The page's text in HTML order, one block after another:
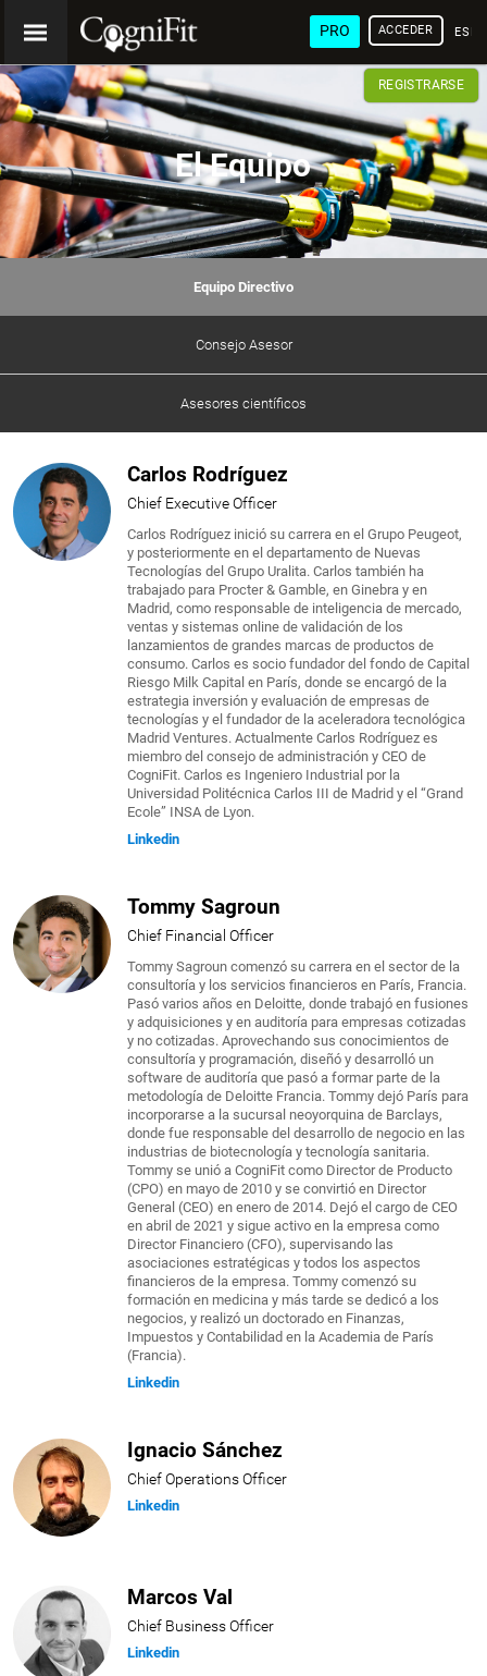
PRO ACCEDER
REGISTRARSE
El Equipo
Equipo Directivo
Consejo Asesor
Asesores científicos
Carlos Rodríguez
Chief Executive Officer
Carlos Rodríguez inició su carrera en el Grupo Peugeot,
y posteriormente en el departamento de Nuevas
Tecnologías del Grupo Uralita. Carlos también ha
trabajado para Procter & Gamble, en Ginebra y en
Madrid, como responsable de inteligencia de mercado,
ventas y sistemas online de validación de los
lanzamientos de grandes marcas de productos de
consumo. Carlos es socio fundador del fondo de Capital
Riesgo Milk Capital en París, donde se encargó de la
estrategia inversión y evaluación de empresas de
tecnologías y el fundador de la aceleradora tecnológica
Madrid Ventures. Actualmente Carlos Rodríguez es
miembro del consejo de administración y CEO de
CogniFit. Carlos es Ingeniero Industrial por la
Universidad Politécnica Carlos III de Madrid y el “Grand
Ecole” INSA de Lyon.
Linkedin
Tommy Sagroun
Chief Financial Officer
Tommy Sagroun comenzó su carrera en el sector de la
consultoría y los servicios financieros en París, Francia.
Pasó varios años en Deloitte, donde trabajó en fusiones
y adquisiciones y en auditoría para empresas cotizadas
y no cotizadas. Aprovechando sus conocimientos de
consultoría y programación, diseñó y desarrolló un
software de auditoría que pasó a formar parte de la
metodología de Deloitte Francia. Tommy dejó París para
incorporarse a la sucursal neoyorquina de Barclays,
donde fue responsable del desarrollo de negocio en las
industrias de biotecnología y tecnología sanitaria.
Tommy se unió a CogniFit como Director de Producto
(CPO) en mayo de 2010 y se convirtió en Director
General (CEO) en enero de 2014. Dejó el cargo de CEO
en abril de 2021 y sigue activo en la empresa como
Director Financiero (CFO), supervisando las
asociaciones estratégicas y todos los aspectos
financieros de la empresa. Tommy comenzó su
formación en medicina y más tarde se dedicó a los
negocios, y realizó un doctorado en Finanzas,
Impuestos y Contabilidad en la Academia de París
(Francia).
Linkedin
Ignacio Sánchez
Chief Operations Officer
Linkedin
Marcos Val
Chief Business Officer
Linkedin